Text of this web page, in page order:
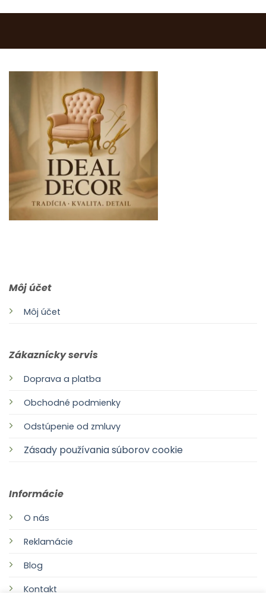
Môj účet
Môj účet
Zákaznícky servis
Doprava a platba
Obchodné podmienky
Odstúpenie od zmluvy
Zásady používania súborov cookie
Informácie
O nás
Reklamácie
Blog
Kontakt